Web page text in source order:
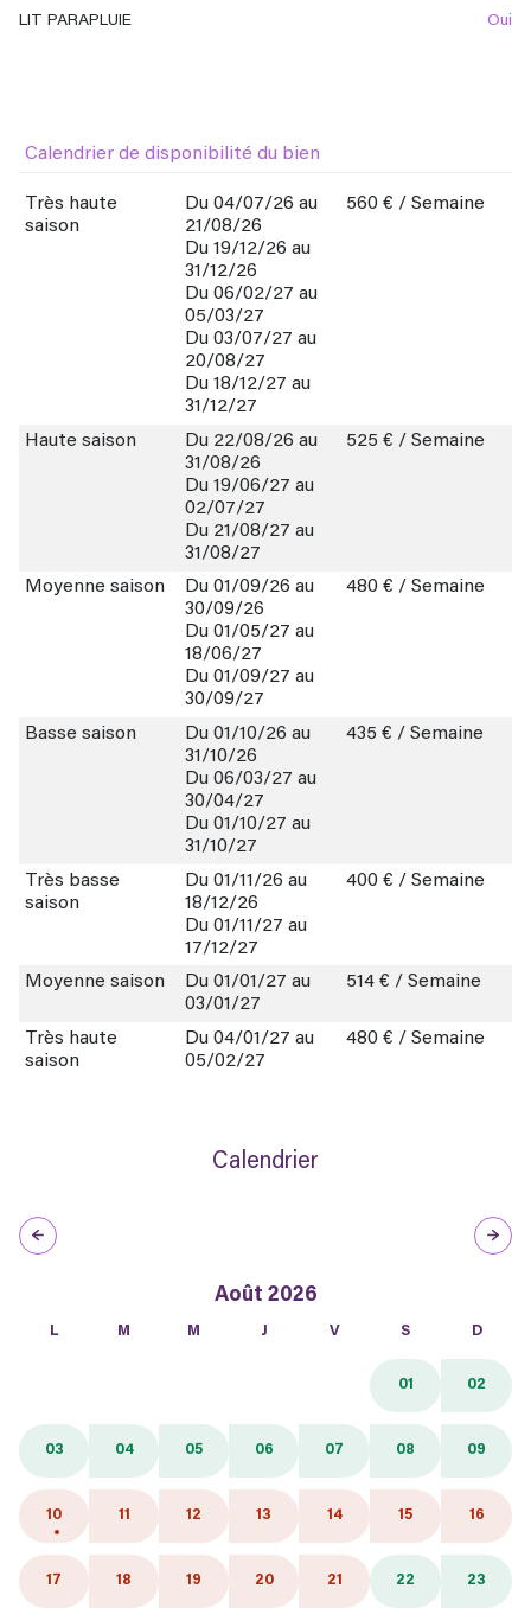
LIT PARAPLUIE oui
Calendrier de disponibilité du bien
Très haute
saison
Du 04/07/26 au
21/08/26
Du 19/12/26 au
31/12/26
Du 06/02/27 au
05/03/27
Du 03/07/27 au
20/08/27
Du 18/12/27 au
31/12/27
560 € / Semaine
Haute saison
Du 22/08/26 au
31/08/26
Du 19/06/27 au
02/07/27
Du 21/08/27 au
31/08/27
525 € / Semaine
Moyenne saison
Du 01/09/26 au
30/09/26
Du 01/05/27 au
18/06/27
Du 01/09/27 au
30/09/27
480 € / Semaine
Basse saison
Du 01/10/26 au
31/10/26
Du 06/03/27 au
30/04/27
Du 01/10/27 au
31/10/27
435 € / Semaine
Très basse
saison
Du 01/11/26 au
18/12/26
Du 01/11/27 au
17/12/27
400 € / Semaine
Moyenne saison
Du 01/01/27 au
03/01/27
514 € / Semaine
Très haute
saison
Du 04/01/27 au
05/02/27
480 € / Semaine
Calendrier
Août 2026
L M M J V S D
01 02
03 04 05 06 07 08 09
10 11 12 13 14 15 16
17 18 19 20 21 22 23